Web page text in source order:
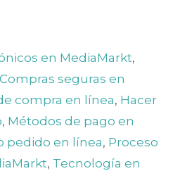
en MediaMarkt,
Compras seguras en
compra en línea, Hacer
, Métodos de pago en
pedido en línea, Proceso
, Tecnología en